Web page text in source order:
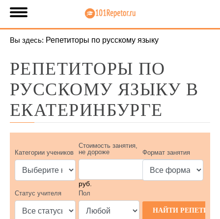
Вы здесь: Репетиторы по русскому языку
РЕПЕТИТОРЫ ПО
РУССКОМУ ЯЗЫКУ В
ЕКАТЕРИНБУРГЕ
Категории учеников
Стоимость занятия,
не дороже
руб.
Формат занятия
Статус учителя Пол